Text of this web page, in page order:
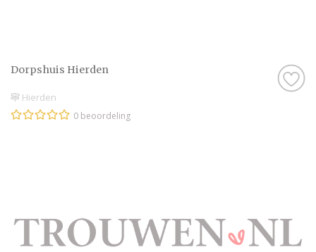
Dorpshuis Hierden
Hierden
0 beoordeling